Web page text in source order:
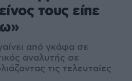
τους είπε
από γκάφα σε
αναλυτής σε
τις τελευταίες